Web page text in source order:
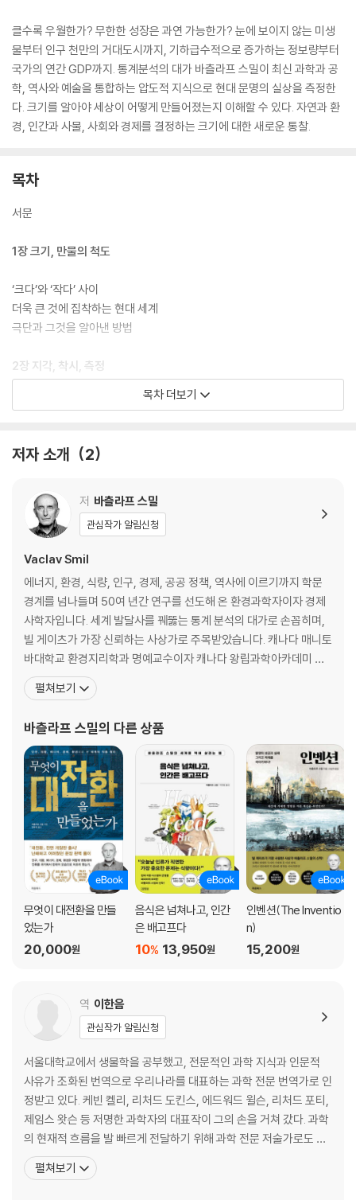
클수록 우월한가? 무한한 성장은 과연 가능한가? 눈에 보이지 않는 미생
물부터 인구 천만의 거대도시까지, 기하급수적으로 증가하는 정보량부터
국가의 연간 GDP까지. 통계분석의 대가 바츨라프 스밀이 최신 과학과 공
학, 역사와 예술을 통합하는 압도적 지식으로 현대 문명의 실상을 측정한
다. 크기를 알아야 세상이 어떻게 만들어졌는지 이해할 수 있다. 자연과 환
경, 인간과 사물, 사회와 경제를 결정하는 크기에 대한 새로운 통찰.
목차
서문
1장 크기, 만물의 척도
‘크다’와 ‘작다’ 사이
더욱 큰 것에 집착하는 현대 세계
극단과 그것을 알아낸 방법
2장 지각, 착시, 측정
예상과 놀람: 선호하는 시점과 거대한 화면
비례: 몸, 건물, 그림
대칭: 어디에나 있을까
황금비: 흔할까, 아니면 상상일까
4장 크기 설계: 좋은 것, 나쁜 것, 이상한 것
인간 척도: 인체측정학과 항공기 좌석
크기 변화: 소득, 기계, 허영
스위프트의 오류, 갈릴레이의 설명
상대 성장의 짧은 역사: 피부와 게 집게발
장기의 스케일링: 뇌, 심장, 뼈
6장 대사 스케일링
대사 스케일링: 우리를 살아 있게 만드는 것
대사 이론, 예외 사례, 불확실성
정규분포, 거대한 나무, IQ, 농구
정규곡선: 사슴뿔에서 품질관리까지
8장 대칭이 지배할 때
크기 분포의 이중성
역거듭제곱 법칙: 희소와 풍요 사이
질서 정연한 비대칭일까, 바라는 마음이 빚어낸 착각일까
9장 전자 시대에 걸맞은 요약
목차 더보기
저자 소개 2
저 바츨라프 스밀
관심작가 알림신청
Vaclav Smil
에너지, 환경, 식량, 인구, 경제, 공공 정책, 역사에 이르기까지 학문
경계를 넘나들며 50여 년간 연구를 선도해 온 환경과학자이자 경제
사학자입니다. 세계 발달사를 꿰뚫는 통계 분석의 대가로 손꼽히며,
빌 게이츠가 가장 신뢰하는 사상가로 주목받았습니다. 캐나다 매니토
바대학교 환경지리학과 명예교수이자 캐나다 왕립과학아카데미 회
원입니다. 체코에서 태어나 프라하 카를로바대학교를 졸업하고 미국
펜실베이니아주립대학교에서 박사학위를 받았습니다. 유럽연합을
세계의 에너지와 환경 정책에 기여한 공로를 인정받아 비미국인으로
서
펼쳐보기
바츨라프 스밀의 다른 상품
무엇이 대전환을 만들
었는가
20,000원
음식은 넘쳐나고, 인간
은 배고프다
13,950원
10%
인벤션(The Inventio
n)
15,200원
역 이한음
관심작가 알림신청
서울대학교에서 생물학을 공부했고, 전문적인 과학 지식과 인문적
사유가 조화된 번역으로 우리나라를 대표하는 과학 전문 번역가로 인
정받고 있다. 케빈 켈리, 리처드 도킨스, 에드워드 윌슨, 리처드 포티,
제임스 왓슨 등 저명한 과학자의 대표작이 그의 손을 거쳐 갔다. 과학
의 현재적 흐름을 발 빠르게 전달하기 위해 과학 전문 저술가로도 활
동하고 있다. 저서로는 『바스커빌가의 개와 추리 좀 하는 친구들』,
『청소년을 위한 지구 온난화 논쟁』 등이 있으며, 옮긴 책으로는 『인에
펼쳐보기